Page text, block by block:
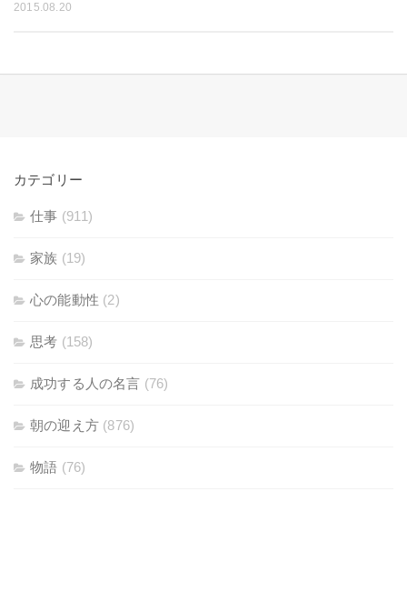
2015.08.20
カテゴリー
仕事 (911)
家族 (19)
心の能動性 (2)
思考 (158)
成功する人の名言 (76)
朝の迎え方 (876)
物語 (76)